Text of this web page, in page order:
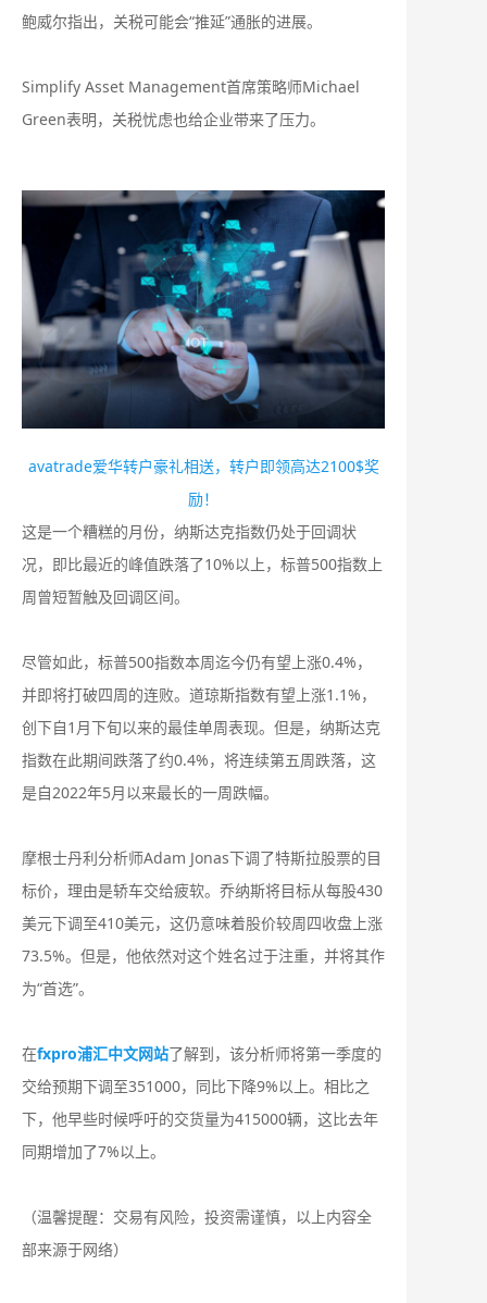
鲍威尔指出，关税可能会“推延”通胀的进展。
Simplify Asset Management首席策略师Michael
Green表明，关税忧虑也给企业带来了压力。
avatrade爱华转户豪礼相送，转户即领高达2100$奖
励！
这是一个糟糕的月份，纳斯达克指数仍处于回调状
况，即比最近的峰值跌落了10%以上，标普500指数上
周曾短暂触及回调区间。
尽管如此，标普500指数本周迄今仍有望上涨0.4%，
并即将打破四周的连败。道琼斯指数有望上涨1.1%，
创下自1月下旬以来的最佳单周表现。但是，纳斯达克
指数在此期间跌落了约0.4%，将连续第五周跌落，这
是自2022年5月以来最长的一周跌幅。
摩根士丹利分析师Adam Jonas下调了特斯拉股票的目
标价，理由是轿车交给疲软。乔纳斯将目标从每股430
美元下调至410美元，这仍意味着股价较周四收盘上涨
73.5%。但是，他依然对这个姓名过于注重，并将其作
为“首选”。
在fxpro浦汇中文网站了解到，该分析师将第一季度的
交给预期下调至351000，同比下降9%以上。相比之
下，他早些时候呼吁的交货量为415000辆，这比去年
同期增加了7%以上。
（温馨提醒：交易有风险，投资需谨慎，以上内容全
部来源于网络）